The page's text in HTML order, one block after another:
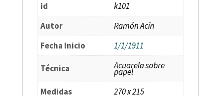
id
k101
Autor
Ramón Acín
Fecha Inicio
1/1/1911
Técnica Acuarela sobre
papel
Medidas
270 x 215